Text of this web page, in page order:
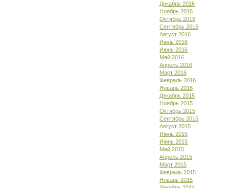
Декабрь 2016
Ноябрь 2016
Октябрь 2016
Сентябрь 2016
Август 2016
Июль 2016
Июнь 2016
Май 2016
Апрель 2016
Март 2016
Февраль 2016
Январь 2016
Декабрь 2015
Ноябрь 2015
Октябрь 2015
Сентябрь 2015
Август 2015
Июль 2015
Июнь 2015
Май 2015
Апрель 2015
Март 2015
Февраль 2015
Январь 2015